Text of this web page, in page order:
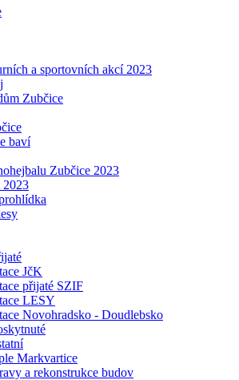
a sportovních akcí 2023
Zubčice
baví
Zubčice 2023
2023
JčK
přijaté SZIF
LESY
Novohradsko - Doudlebsko
Markvartice
a rekonstrukce budov